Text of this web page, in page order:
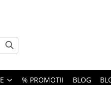
% PROMOTII BLOG